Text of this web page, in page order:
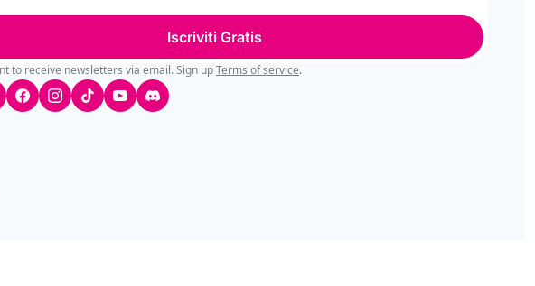
Iscriviti Gratis
to receive newsletters via email. Sign upTerms of service.